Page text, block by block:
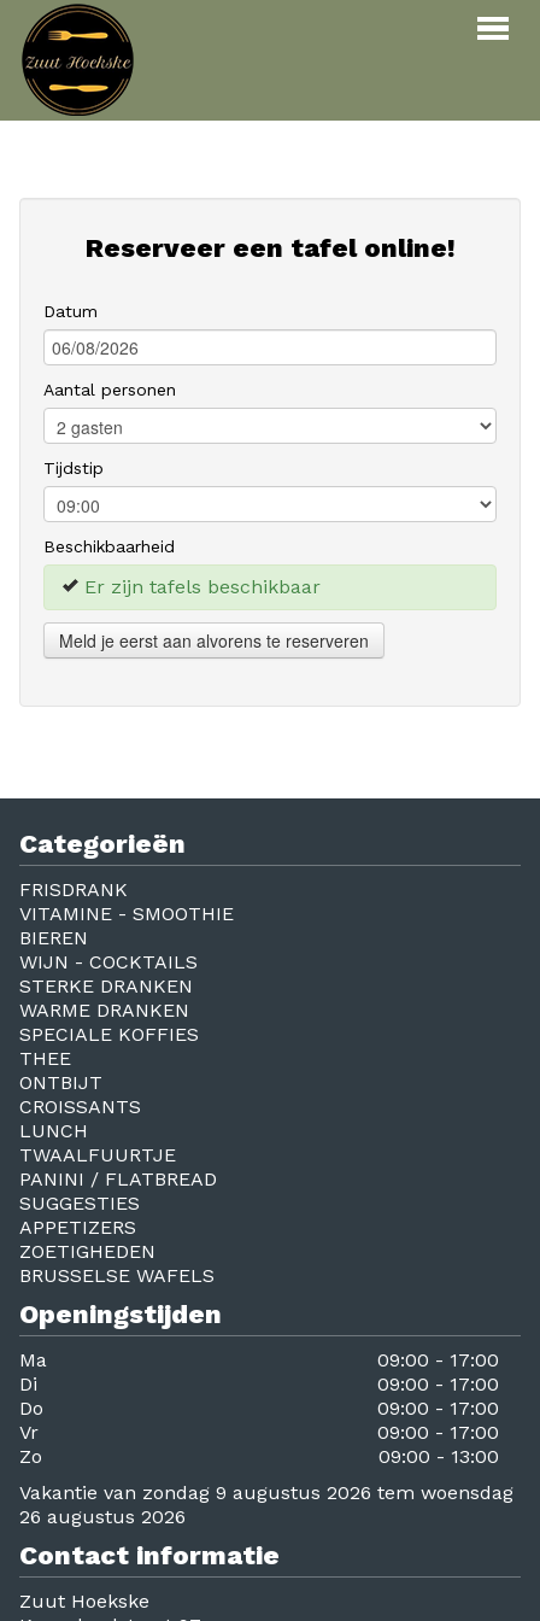
Contact
INLOGGEN
Reserveer een tafel online!
Datum
Aantal personen
Tijdstip
Beschikbaarheid
Er zijn tafels beschikbaar
Meld je eerst aan alvorens te reserveren
Categorieën
FRISDRANK
VITAMINE - SMOOTHIE
BIEREN
WIJN - COCKTAILS
STERKE DRANKEN
WARME DRANKEN
SPECIALE KOFFIES
THEE
ONTBIJT
CROISSANTS
LUNCH
TWAALFUURTJE
PANINI / FLATBREAD
SUGGESTIES
APPETIZERS
ZOETIGHEDEN
BRUSSELSE WAFELS
Openingstijden
Ma
09:00 - 17:00
Di
09:00 - 17:00
Do
09:00 - 17:00
Vr
09:00 - 17:00
Zo
09:00 - 13:00
Vakantie van zondag 9 augustus 2026 tem woensdag
26 augustus 2026
Contact informatie
Zuut Hoekske